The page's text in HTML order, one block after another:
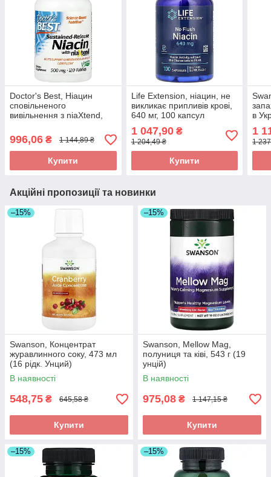
Doctor's Best, Ніацин
сповільненого
вивільнення з niaXtend,
оригінал
996,06 ₴ 1 144,89 ₴
Купити
Life Extension, ніацин, не
викликає припливів крові,
640 мг, 100 капсул
оригінал
1 047,90₴
1 204,49 ₴
Купити
в
1
1
Акційні пропозиції та новинки
–15%
Swanson, Концентрат
журавлинного соку, 473 мл
(16 рідк. Унций)
В наявності
548,75 ₴ 645,58 ₴
Купити
–15%
Swanson, Mellow Mag,
полуниця та ківі, 543 г (19
унцій)
В наявності
975,08 ₴ 1 147,15 ₴
Купити
–15% –15%